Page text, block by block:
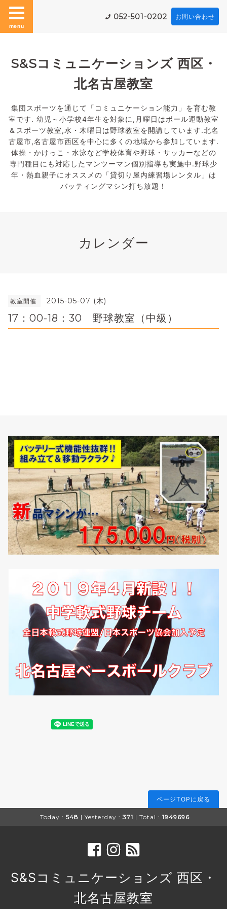
menu
052-501-0202 お問い合わせ
S&Sコミュニケーションズ 西区・
北名古屋教室
集団スポーツを通じて「コミュニケーション能力」を育む教
室です. 幼児～小学校4年生を対象に,月曜日はボール運動教室
＆スポーツ教室,水・木曜日は野球教室を開講しています.北名
古屋市,名古屋市西区を中心に多くの地域から参加しています.
体操・かけっこ・水泳など学校体育や野球・サッカーなどの
専門種目にも対応したマンツーマン個別指導も実施中.野球少
年・熱血親子にオススメの「貸切り屋内練習場レンタル」は
バッティングマシン打ち放題！
カレンダー
教室開催 2015-05-07 (木)
17：00-18：30 野球教室（中級）
ページTOPに戻る
Today : 548 | Yesterday : 371 | Total : 1949696
S&Sコミュニケーションズ 西区・
北名古屋教室